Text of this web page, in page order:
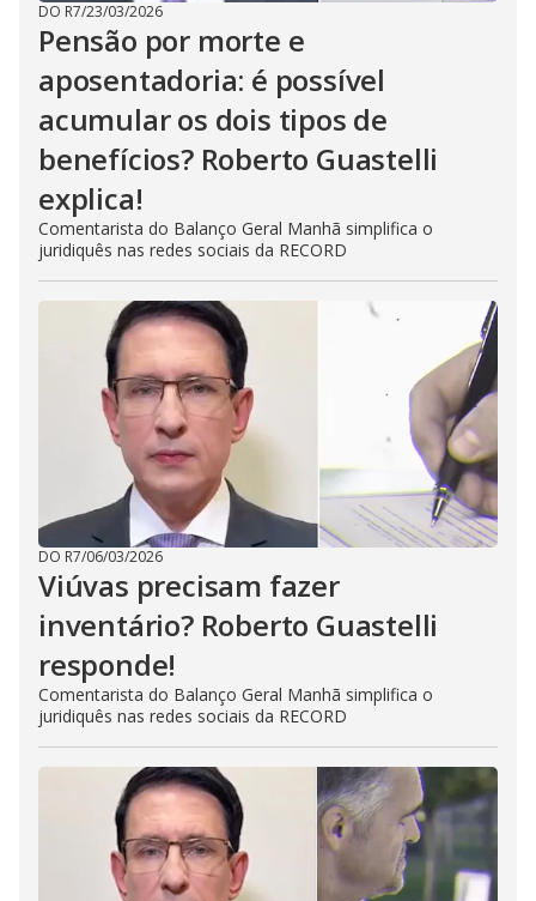
DO R7/23/03/2026
Pensão por morte e
aposentadoria: é possível
acumular os dois tipos de
benefícios? Roberto Guastelli
explica!
Comentarista do Balanço Geral Manhã simplifica o
juridiquês nas redes sociais da RECORD
DO R7/06/03/2026
Viúvas precisam fazer
inventário? Roberto Guastelli
responde!
Comentarista do Balanço Geral Manhã simplifica o
juridiquês nas redes sociais da RECORD